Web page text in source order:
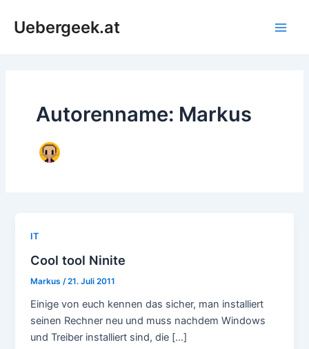
InhaltUebergeek.at
Autorenname: Markus
IT
Cool tool Ninite
Markus/21. Juli 2011
Einige von euch kennen das sicher, man installiert
seinen Rechner neu und muss nachdem Windows
und Treiber installiert sind, die […]